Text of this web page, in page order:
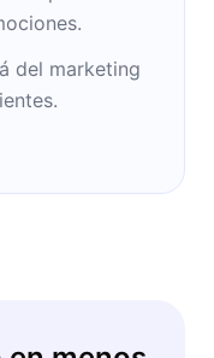
del marketing